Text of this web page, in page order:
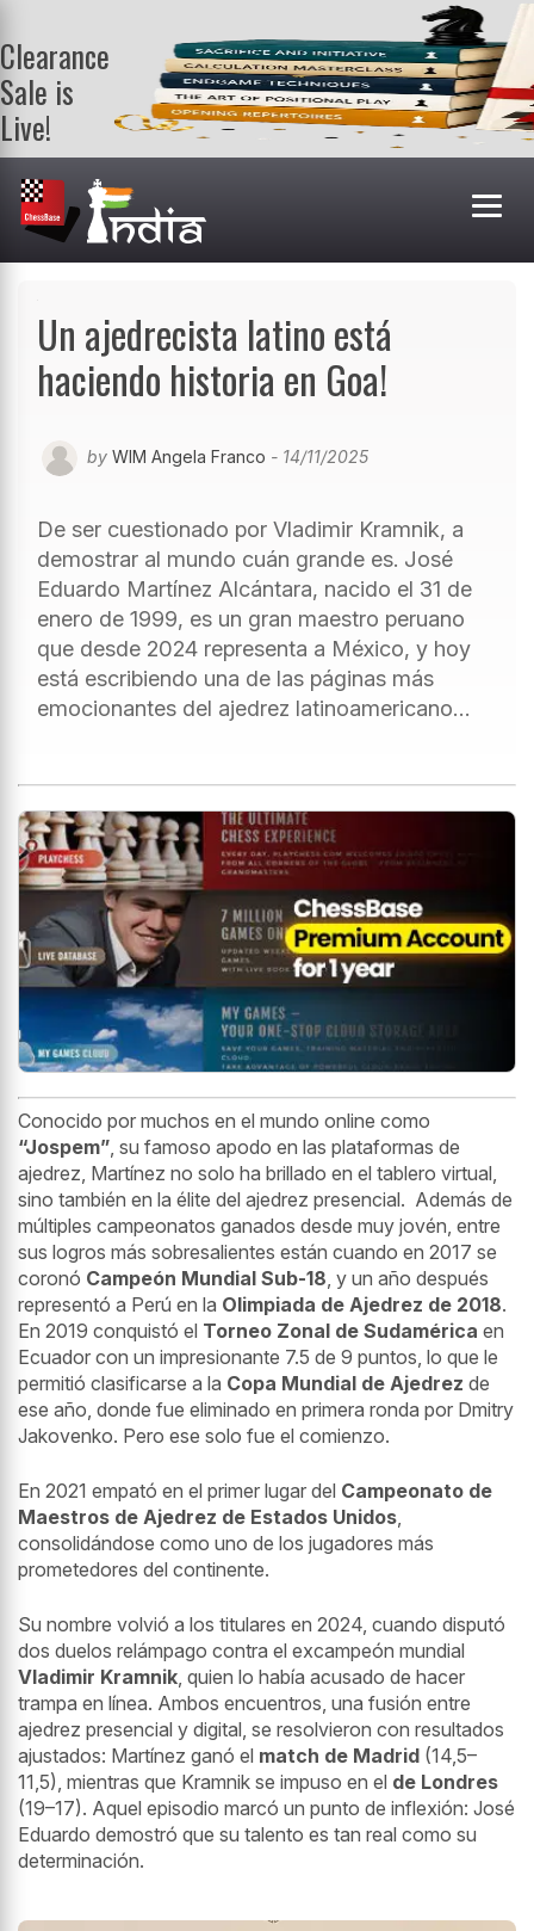
Clearance
Sale is
Live!
Get a FREE
book on
purchasing 2
or more
books. Valid
Un ajedrecista latino está
haciendo historia en Goa!
by WIM Angela Franco - 14/11/2025
De ser cuestionado por Vladimir Kramnik, a
demostrar al mundo cuán grande es. José
Eduardo Martínez Alcántara, nacido el 31 de
enero de 1999, es un gran maestro peruano
que desde 2024 representa a México, y hoy
está escribiendo una de las páginas más
emocionantes del ajedrez latinoamericano…
Conocido por muchos en el mundo online como
“Jospem”, su famoso apodo en las plataformas de
ajedrez, Martínez no solo ha brillado en el tablero virtual,
sino también en la élite del ajedrez presencial. Además de
múltiples campeonatos ganados desde muy jovén, entre
sus logros más sobresalientes están cuando en 2017 se
coronó Campeón Mundial Sub-18, y un año después
representó a Perú en la Olimpiada de Ajedrez de 2018.
En 2019 conquistó el Torneo Zonal de Sudamérica en
Ecuador con un impresionante 7.5 de 9 puntos, lo que le
permitió clasificarse a la Copa Mundial de Ajedrez de
ese año, donde fue eliminado en primera ronda por Dmitry
Jakovenko. Pero ese solo fue el comienzo.
En 2021 empató en el primer lugar del Campeonato de
Maestros de Ajedrez de Estados Unidos,
consolidándose como uno de los jugadores más
prometedores del continente.
Su nombre volvió a los titulares en 2024, cuando disputó
dos duelos relámpago contra el excampeón mundial
Vladimir Kramnik, quien lo había acusado de hacer
trampa en línea. Ambos encuentros, una fusión entre
ajedrez presencial y digital, se resolvieron con resultados
ajustados: Martínez ganó el match de Madrid (14,5–
11,5), mientras que Kramnik se impuso en el de Londres
(19–17). Aquel episodio marcó un punto de inflexión: José
Eduardo demostró que su talento es tan real como su
determinación.